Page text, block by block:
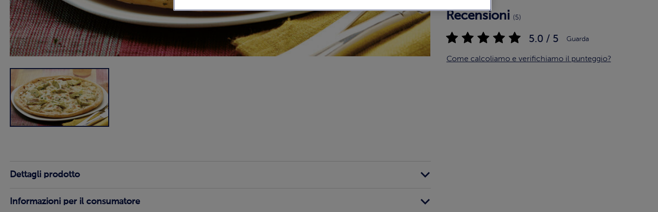
Recensioni (5)
5.0 / 5 Guarda
Come calcoliamo e verifichiamo il punteggio?
Dettagli prodotto
Informazioni per il consumatore